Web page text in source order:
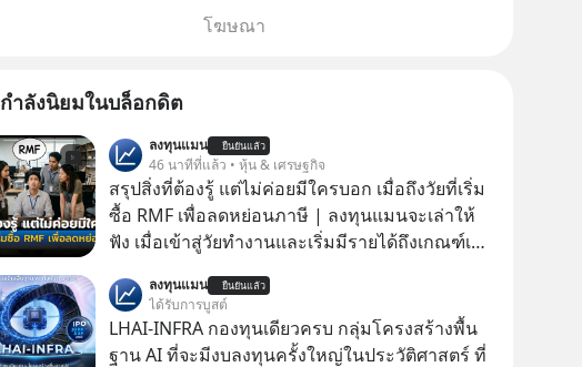
โฆษณา
กำลังนิยมในบล็อกดิต
ลงทุนแมน ยืนยันแล้ว
46 นาทีที่แล้ว • หุ้น & เศรษฐกิจ
สรุปสิ่งที่ต้องรู้ แต่ไม่ค่อยมีใครบอก เมื่อถึงวัยที่เริ่ม
ซื้อ RMF เพื่อลดหย่อนภาษี | ลงทุนแมนจะเล่าให้
ฟัง เมื่อเข้าสู่วัยทำงานและเริ่มมีรายได้ถึงเกณฑ์เสีย
เพราะนอกจากจะช่วยลดหย่อนภาษีได้แล้ว ยังเป็น
โอกาสในการสร้างความมั่งคั่งระยะยาว แต่น้อยคน
นักที่จะลงลึกว่า ถ้าลงทุนใน RMF ควรรู้ อะไรบ้าง
ลงทุนแมน ยืนยันแล้ว
ได้รับการบูสต์
LHAI-INFRA กองทุนเดียวครบ กลุ่มโครงสร้างพื้น
ฐาน AI ที่จะมีงบลงทุนครั้งใหญ่ในประวัติศาสตร์ ที่